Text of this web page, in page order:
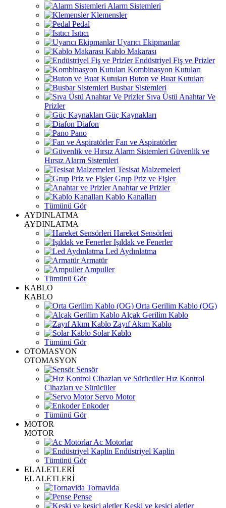
Alarm Sistemleri
Klemensler
Pedal
Isıtıcı
Uyarıcı Ekipmanlar
Kablo Makarası
Endüstriyel Fiş ve Prizler
Kombinasyon Kutuları
Buton ve Buat Kutuları
Busbar Sistemleri
Sıva Üstü Anahtar Ve
Prizler
Güç Kaynakları
Diafon
Pano
Fan ve Aspiratörler
Güvenlik ve
Hırsız Alarm Sistemleri
Tesisat Malzemeleri
Grup Priz ve Fişler
Anahtar ve Prizler
Kablo Kanalları
Tümünü Gör
AYDINLATMA
AYDINLATMA
Hareket Sensörleri
Işıldak ve Fenerler
Led Aydınlatma
Armatür
Ampuller
Tümünü Gör
KABLO
KABLO
Orta Gerilim Kablo (OG)
Alçak Gerilim Kablo
Zayıf Akım Kablo
Solar Kablo
Tümünü Gör
OTOMASYON
OTOMASYON
Sensör
Hız Kontrol
Cihazları ve Sürücüler
Servo Motor
Enkoder
Tümünü Gör
MOTOR
MOTOR
Ac Motorlar
Endüstriyel Kaplin
Tümünü Gör
EL ALETLERİ
EL ALETLERİ
Tornavida
Pense
Keski ve kesici aletler